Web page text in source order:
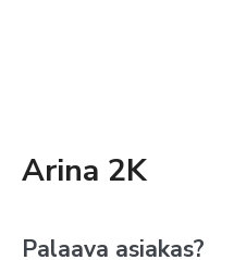
Arina 2K
Palaava asiakas?